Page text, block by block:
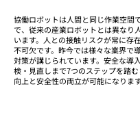
協働ロボットは人間と同じ作業空間
で、従来の産業ロボットとは異なり
います。人との接触リスクが常に存
不可欠です。昨今では様々な業界で
対策が講じられています。安全な導
検・見直しまで7つのステップを踏
向上と安全性の両立が可能になります